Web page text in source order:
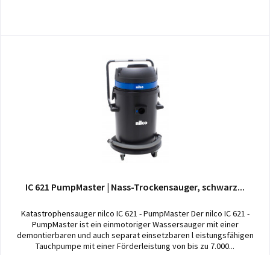
IC 621 PumpMaster | Nass-Trockensauger, schwarz...
Katastrophensauger nilco IC 621 - PumpMaster Der nilco IC 621 -
PumpMaster ist ein einmotoriger Wassersauger mit einer
demontierbaren und auch separat einsetzbaren l eistungsfähigen
Tauchpumpe mit einer Förderleistung von bis zu 7.000...